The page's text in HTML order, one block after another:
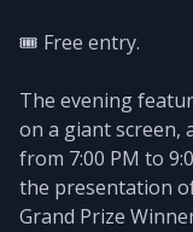
🎟️ Free entry.
The evening
on a giant screen,
from 7:00 PM to
the presentation
Grand Prize